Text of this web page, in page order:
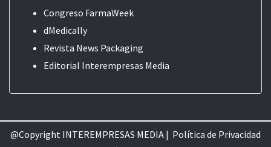
Congreso FarmaWeek
dMedically
Revista News Packaging
Editorial Interempresas Media
@Copyright INTEREMPRESAS MEDIA | Política de Privacidad